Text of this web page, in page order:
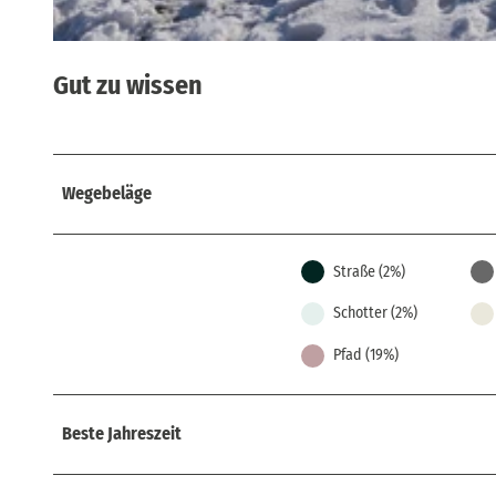
Gut zu wissen
Wegebeläge
Straße (2%)
Schotter (2%)
Pfad (19%)
Beste Jahreszeit